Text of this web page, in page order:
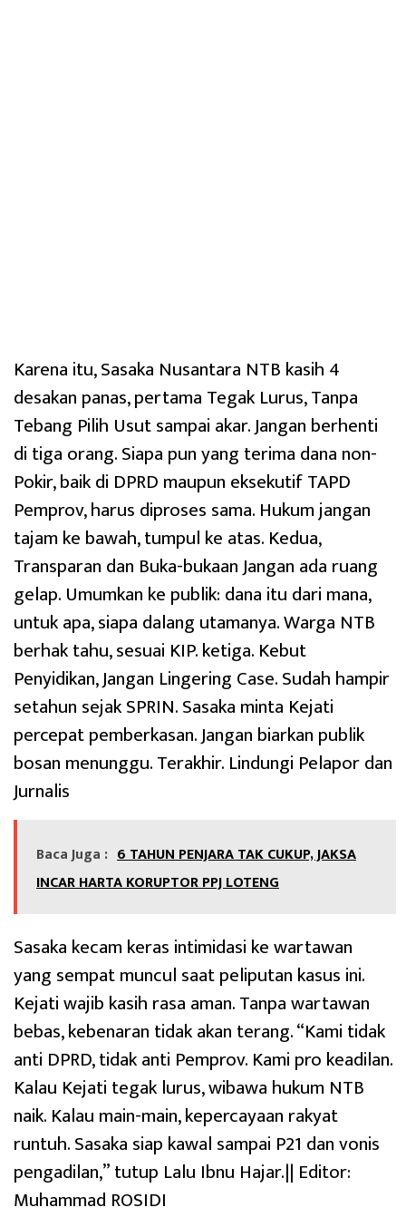
Karena itu, Sasaka Nusantara NTB kasih 4
desakan panas, pertama Tegak Lurus, Tanpa
Tebang Pilih Usut sampai akar. Jangan berhenti
di tiga orang. Siapa pun yang terima dana non-
Pokir, baik di DPRD maupun eksekutif TAPD
Pemprov, harus diproses sama. Hukum jangan
tajam ke bawah, tumpul ke atas. Kedua,
Transparan dan Buka-bukaan Jangan ada ruang
gelap. Umumkan ke publik: dana itu dari mana,
untuk apa, siapa dalang utamanya. Warga NTB
berhak tahu, sesuai KIP. ketiga. Kebut
Penyidikan, Jangan Lingering Case. Sudah hampir
setahun sejak SPRIN. Sasaka minta Kejati
percepat pemberkasan. Jangan biarkan publik
bosan menunggu. Terakhir. Lindungi Pelapor dan
Jurnalis
Baca Juga : 6 TAHUN PENJARA TAK CUKUP, JAKSA
INCAR HARTA KORUPTOR PPJ LOTENG
Sasaka kecam keras intimidasi ke wartawan
yang sempat muncul saat peliputan kasus ini.
Kejati wajib kasih rasa aman. Tanpa wartawan
bebas, kebenaran tidak akan terang. “Kami tidak
anti DPRD, tidak anti Pemprov. Kami pro keadilan.
Kalau Kejati tegak lurus, wibawa hukum NTB
naik. Kalau main-main, kepercayaan rakyat
runtuh. Sasaka siap kawal sampai P21 dan vonis
pengadilan,” tutup Lalu Ibnu Hajar.|| Editor:
Muhammad ROSIDI